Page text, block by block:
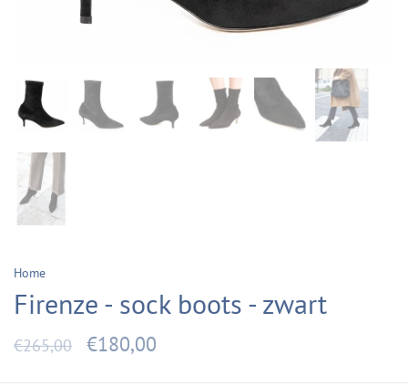
Home
Firenze - sock boots - zwart
€265,00 €180,00